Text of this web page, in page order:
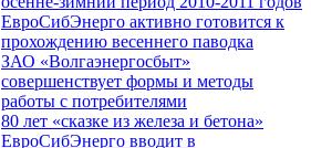
ЕвроСибЭнерго активно готовится к
прохождению весеннего паводка
ЗАО «Волгаэнергосбыт»
совершенствует формы и методы
работы с потребителями
80 лет «сказке из железа и бетона»
ЕвроСибЭнерго вводит в